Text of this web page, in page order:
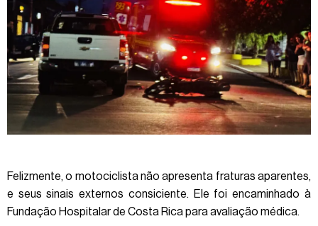
Felizmente, o motociclista não apresenta fraturas aparentes,
e seus sinais externos consiciente. Ele foi encaminhado à
Fundação Hospitalar de Costa Rica para avaliação médica.